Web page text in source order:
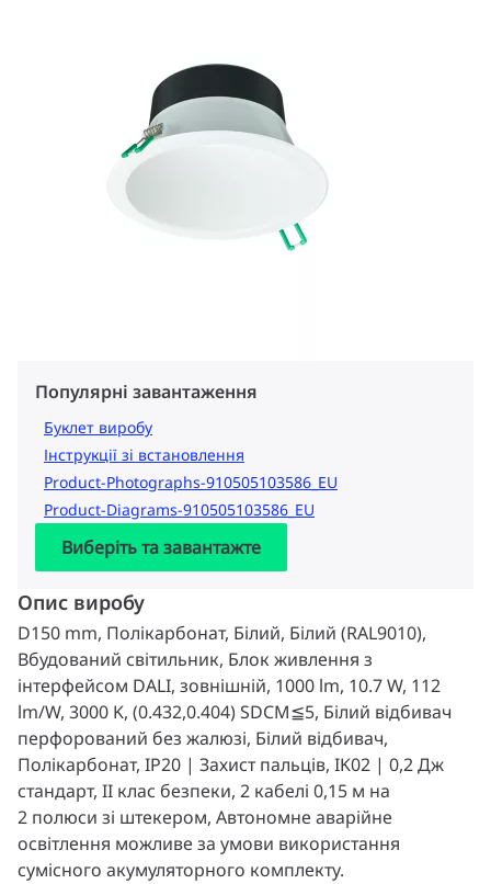
Популярні завантаження
Буклет виробу
Інструкції зі встановлення
Product-Photographs-910505103586_EU
Product-Diagrams-910505103586_EU
Виберіть та завантажте
Опис виробу
D150 mm, Полікарбонат, Білий, Білий (RAL9010),
Вбудований світильник, Блок живлення з
інтерфейсом DALI, зовнішній, 1000 lm, 10.7 W, 112
lm/W, 3000 K, (0.432,0.404) SDCM≦5, Білий відбивач
перфорований без жалюзі, Білий відбивач,
Полікарбонат, IP20 | Захист пальців, IK02 | 0,2 Дж
стандарт, II клас безпеки, 2 кабелі 0,15 м на
2 полюси зі штекером, Автономне аварійне
освітлення можливе за умови використання
сумісного акумуляторного комплекту.